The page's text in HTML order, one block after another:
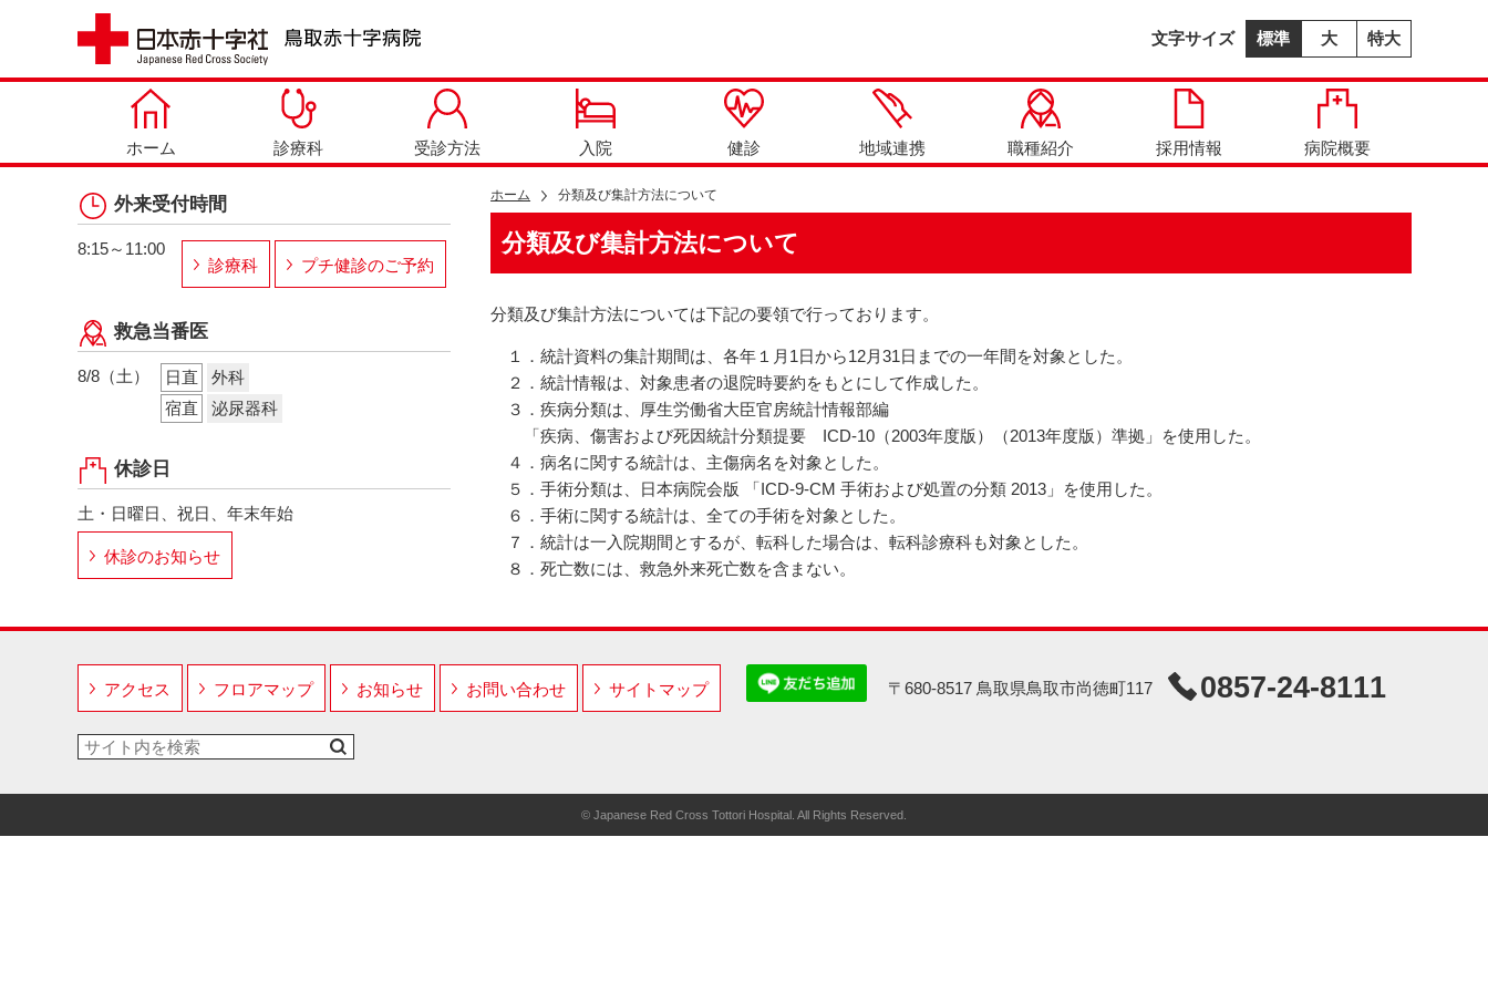
文字サイズ 標準 大 特大
ホーム 診療科 受診方法 入院 健診 地域連携 職種紹介 採用情報 病院概要
ホーム 分類及び集計方法について
分類及び集計方法について
分類及び集計方法については下記の要領で行っております。
１．統計資料の集計期間は、各年１月 1日から12月31日までの一年間を対象とした。
２．統計情報は、対象患者の退院時要約をもとにして作成した。
３．疾病分類は、厚生労働省大臣官房統計情報部編
「疾病、傷害および死因統計分類提要 ICD-10 （2003年度版）（2013年度版）準拠」を使用した。
４．病名に関する統計は、主傷病名を対象とした。
５．手術分類は、日本病院会版 「ICD-9-CM手術および処置の分類 2013 」を使用した。
６．手術に関する統計は、全ての手術を対象とした。
７．統計は一入院期間とするが、転科した場合は、転科診療科も対象とした。
８．死亡数には、救急外来死亡数を含まない。
外来受付時間
8:15～11:00
診療科
プチ健診のご予約
救急当番医
8/8（土） 日直
外科
宿直
泌尿器科
休診日
土・日曜日、祝日、年末年始
休診のお知らせ
アクセス フロアマップ お知らせ お問い合わせ サイトマップ 〒680-8517 鳥取県鳥取市尚徳町117 0857-24-8111
© Japanese Red Cross Tottori Hospital. All Rights Reserved.